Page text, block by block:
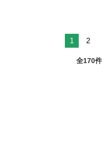
1 2
全170